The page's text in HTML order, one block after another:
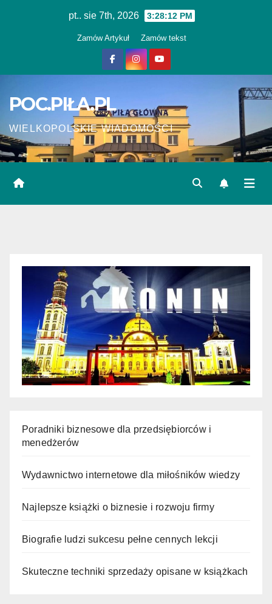
pt.. sie 7th, 2026 3:28:13 PM
Zamów Artykuł Zamów tekst
POC.PIŁA.PL
WIELKOPOLSKIE WIADOMOŚCI
Poradniki biznesowe dla przedsiębiorców i
menedżerów
Wydawnictwo internetowe dla miłośników wiedzy
Najlepsze książki o biznesie i rozwoju firmy
Biografie ludzi sukcesu pełne cennych lekcji
Skuteczne techniki sprzedaży opisane w książkach